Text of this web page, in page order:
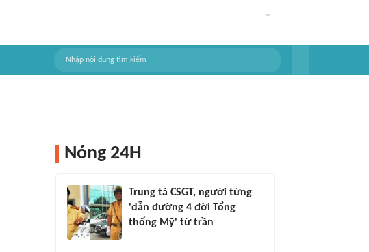
Nóng 24H
Trung tá CSGT, người từng
'dẫn đường 4 đời Tổng
thống Mỹ' từ trần